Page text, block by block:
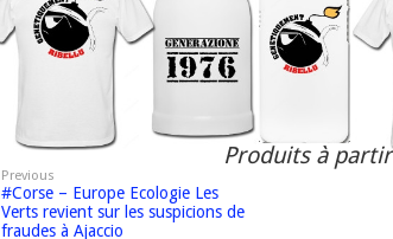
Produits à
Previous
#Corse – Europe Ecologie Les
Verts revient sur les suspicions de
fraudes à Ajaccio